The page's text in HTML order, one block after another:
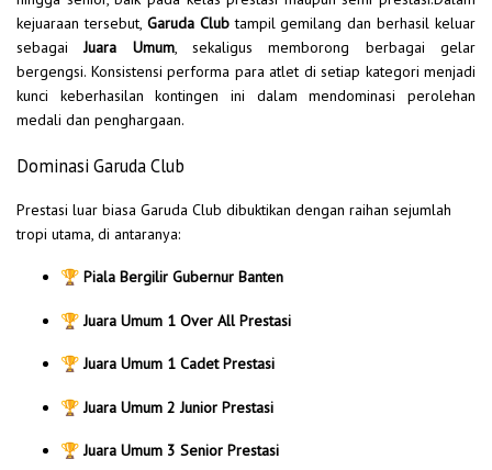
kejuaraan tersebut, Garuda Clubtampil gemilang dan berhasil keluar
sebagaiJuara Umum, sekaligus memborong berbagai gelar
bergengsi. Konsistensi performa para atlet di setiap kategori menjadi
kunci keberhasilan kontingen ini dalam mendominasi perolehan
medali dan penghargaan.
Dominasi Garuda Club
Prestasi luar biasa Garuda Club dibuktikan dengan raihan sejumlah
tropi utama, di antaranya:
🏆 Piala Bergilir Gubernur Banten
🏆Juara Umum 1 Over All Prestasi
🏆Juara Umum 1 Cadet Prestasi
🏆Juara Umum 2 Junior Prestasi
🏆Juara Umum 3 Senior Prestasi